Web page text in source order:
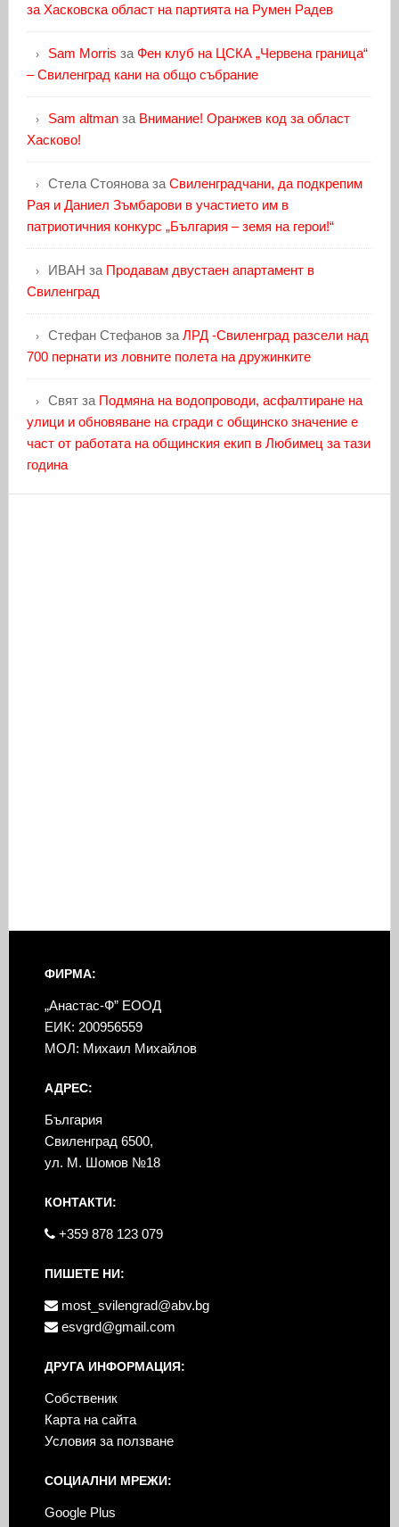
за Хасковска област на партията на Румен Радев
Sam Morris за Фен клуб на ЦСКА „Червена граница“
– Свиленград кани на общо събрание
Sam altmanза Внимание! Оранжев код за област
Хасково!
Стела Стояноваза Свиленградчани, да подкрепим
Рая и Даниел Зъмбарови в участието им в
патриотичния конкурс „България – земя на герои!“
ИВАН за Продавам двустаен апартамент в
Свиленград
Стефан Стефановза ЛРД -Свиленград разсели над
700 пернати из ловните полета на дружинките
Святза Подмяна на водопроводи, асфалтиране на
улици и обновяване на сгради с общинско значение е
част от работата на общинския екип в Любимец за тази
година
ФИРМА:
„Анастас-Ф” ЕООД
ЕИК: 200956559
МОЛ: Михаил Михайлов
АДРЕС:
България
Свиленград 6500,
ул. М. Шомов №18
КОНТАКТИ:
+359 878 123 079
ПИШЕТЕ НИ:
most_svilengrad@abv.bg
esvgrd@gmail.com
ДРУГА ИНФОРМАЦИЯ:
Собственик
Карта на сайта
Условия за ползване
СОЦИАЛНИ МРЕЖИ:
Google Plus